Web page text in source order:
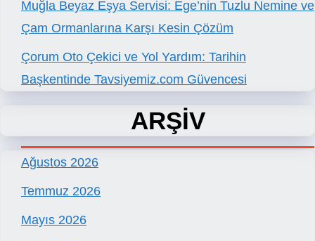
Muğla Beyaz Eşya Servisi: Ege’nin Tuzlu Nemine ve
Çam Ormanlarına Karşı Kesin Çözüm
Çorum Oto Çekici ve Yol Yardım: Tarihin
Başkentinde Tavsiyemiz.com Güvencesi
ARŞİV
Ağustos 2026
Temmuz 2026
Mayıs 2026